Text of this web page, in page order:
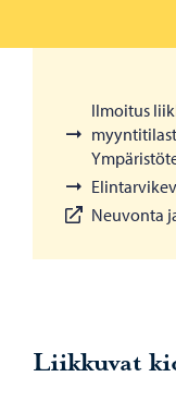
Ilmoitus
Neuvonta
Liikkuvat